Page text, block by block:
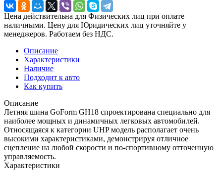
Цена действительна для Физических лиц при оплате
наличными. Цену для Юридических лиц уточняйте у
менеджеров. Работаем без НДС.
Описание
Характеристики
Наличие
Подходит к авто
Как купить
Описание
Летняя шина GoForm GH18 спроектирована специально для
наиболее мощных и динамичных легковых автомобилей.
Относящаяся к категории UHP модель располагает очень
высокими характеристиками, демонстрируя отличное
сцепление на любой скорости и по-спортивному отточенную
управляемость.
Характеристики